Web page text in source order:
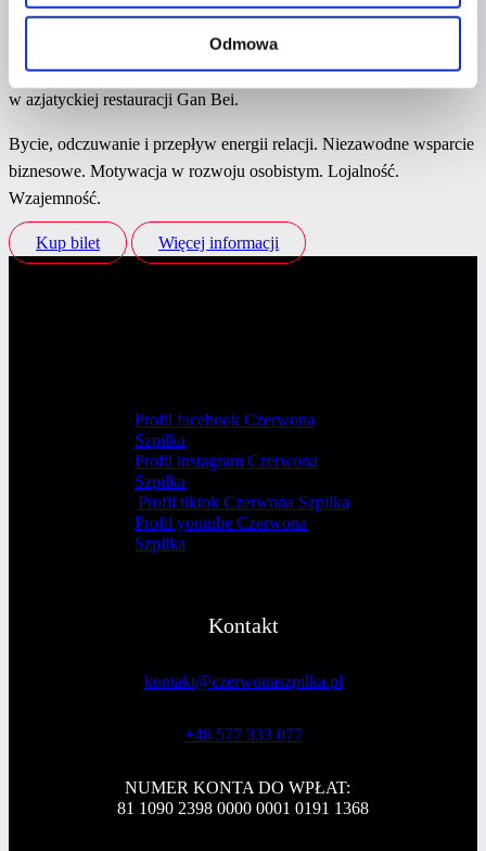
Odmowa
17 września w Warszawieorganizujemy śniadanie networkingowe
w azjatyckiej restauracji Gan Bei.
Bycie, odczuwanie i przepływ energii relacji. Niezawodne wsparcie
biznesowe. Motywacja w rozwoju osobistym. Lojalność.
Wzajemność.
Kup bilet Więcej informacji
Profil facebook Czerwona
Szpilka
Profil instagram Czerwona
Szpilka
Profil tiktok Czerwona Szpilka
Profil youtube Czerwona
Szpilka
Kontakt
kontakt@czerwonaszpilka.pl
+48 577 333 077
NUMER KONTA DO WPŁAT:
81 1090 2398 0000 0001 0191 1368